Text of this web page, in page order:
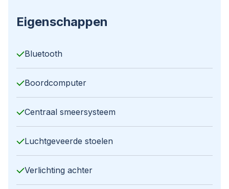
Eigenschappen
Bluetooth
Boordcomputer
Centraal smeersysteem
Luchtgeveerde stoelen
Verlichting achter